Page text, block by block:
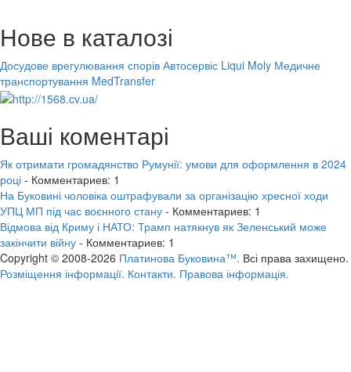
Нове в каталозі
Досудове врегулювання спорів Автосервіс Liqui Moly Медичне
транспортування MedTransfer
Ваші коментарі
Як отримати громадянство Румунії: умови для оформлення в 2024
році - Комментариев: 1
На Буковині чоловіка оштрафували за організацію хресної ходи
УПЦ МП під час воєнного стану - Комментариев: 1
Відмова від Криму і НАТО: Трамп натякнув як Зеленський може
закінчити війну - Комментариев: 1
Copyright © 2008-2026 Платинова Буковина™. Всі права захищено.
Розміщення інформації. Контакти. Правова інформація.